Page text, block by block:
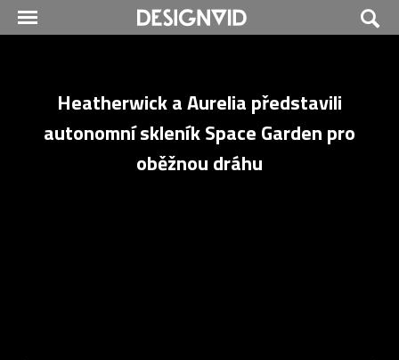
Heatherwick a Aurelia představili
autonomní skleník Space Garden pro
oběžnou dráhu